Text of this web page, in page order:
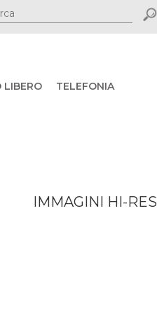
LIBERO TELEFONIA
IMMAGINI HI-RES